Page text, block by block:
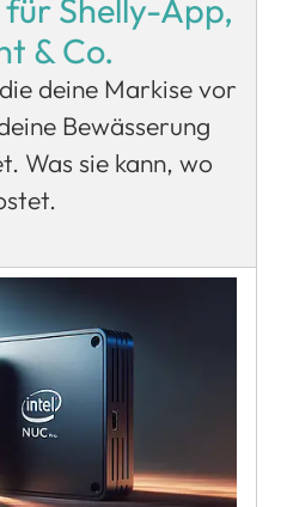
Shelly-App,
& Co.
deine Markise vor
Bewässerung
Was sie kann, wo